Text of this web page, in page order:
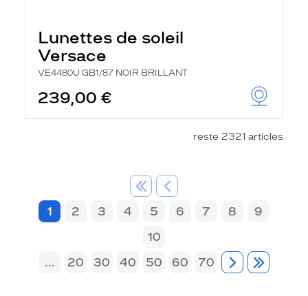
Lunettes de soleil
Versace
VE4480U GB1/87 NOIR BRILLANT
239,00 €
reste 2321 articles
1 2 3 4 5 6 7 8
9
10
...
20 30 40 50 60 70